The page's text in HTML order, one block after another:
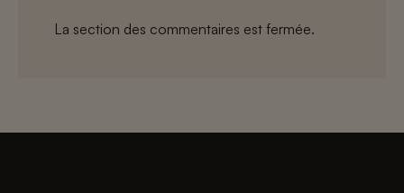
La section des commentaires est fermée.